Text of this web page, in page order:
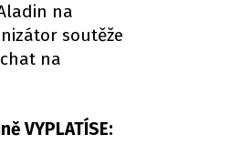
na
soutěže
na
VYPLATÍSE: